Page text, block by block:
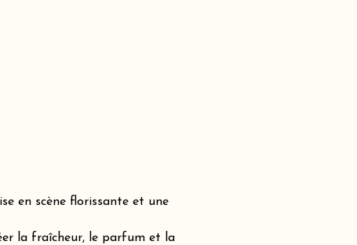
en scène florissante et une
la fraîcheur, le parfum et la